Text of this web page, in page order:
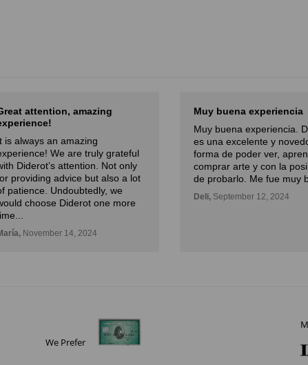
attention, amazing
is always an amazing
We are truly grateful
Diderot’s attention. Not only
providing advice but also a lot
patience. Undoubtedly, we
choose Diderot one more
November 14, 2024
Muy buena experiencia
Muy buena experiencia.
es una excelente y
forma de poder ver,
comprar arte y con la
de probarlo. Me fue muy
Deli, September 12, 2024
We Prefer